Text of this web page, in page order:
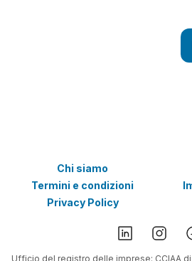
Chi siamo
Termini e condizioni
Privacy Policy
Ufficio del registro delle imprese: CCIAA di